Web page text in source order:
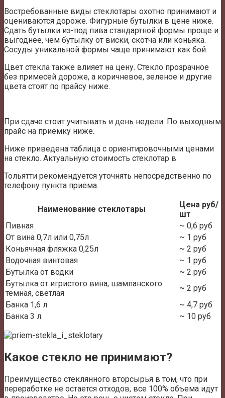
Востребованные виды стеклотары охотно принимают и
оцениваются дороже. Фигурные бутылки в цене ниже.
Сдать бутылки из-под пива стандартной формы проще и
выгоднее, чем бутылку от виски, скотча или коньяка.
Сосуды уникальной формы чаще принимают как бой.
Цвет стекла также влияет на цену. Стекло прозрачное
без примесей дороже, а коричневое, зеленое и другие
цвета стоят по прайсу ниже.
При сдаче стоит учитывать и день недели. По выходным
прайс на приемку ниже.
Ниже приведена таблица с ориентировочными ценами
на стекло. Актуальную стоимость стеклотар в
Тольятти рекомендуется уточнять непосредственно по
телефону пункта приема.
Наименование стеклотары
Цена руб/
шт
Пивная
~ 0,6 руб
От вина 0,7л или 0,75л
~ 1 руб
Коньячная фляжка 0,25л
~ 2 руб
Водочная винтовая
~ 1 руб
Бутылка от водки
~ 2 руб
Бутылка от игристого вина, шампанского
тёмная, светлая
~ 2 руб
Банка 1,6 л
~ 4,7 руб
Банка 3 л
~ 10 руб
Какое стекло не принимают?
Преимущество стеклянного вторсырья в том, что при
переработке не остается отходов, все 100% объема идут